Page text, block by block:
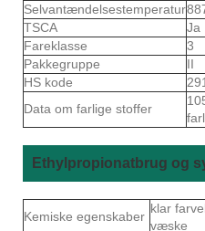
Selvantændelsestemperatur
TSCA
Ja
Fareklasse
3
Pakkegruppe
II
HS kode
Data om farlige stoffer
Ethylpropionatbrug og
Kemiske egenskaber
klar
væske